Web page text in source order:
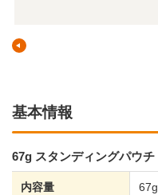
基本情報
67g スタンディングパウチ
内容量 67g